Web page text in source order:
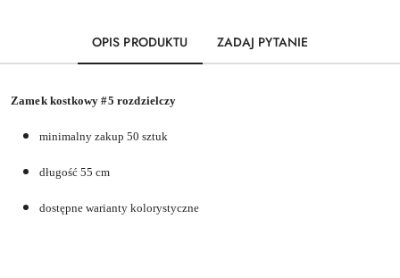
OPIS PRODUKTU ZADAJ PYTANIE
Zamek kostkowy #5 rozdzielczy
minimalny zakup 50 sztuk
długość 55 cm
dostępne warianty kolorystyczne